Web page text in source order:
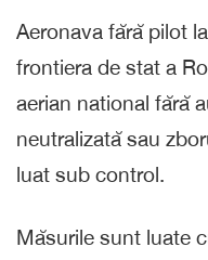
Aeronava fără pilot
frontiera de stat a
aerian national fără
neutralizată sau
luat sub control.
Măsurile sunt luate